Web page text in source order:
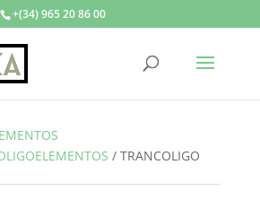
+(34) 965 20 86 00
/ TRANCOLIGO